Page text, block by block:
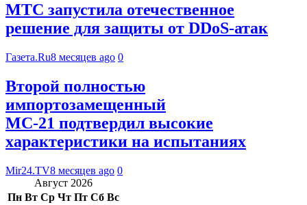
МТС запустила отечественное
решение для защиты от DDoS-атак
Газета.Ru8 месяцев ago 0
Второй полностью
импортозамещенный
МС-21 подтвердил высокие
характеристики на испытаниях
Mir24.TV8 месяцев ago 0
Август 2026
Пн Вт Ср Чт Пт Сб Вс